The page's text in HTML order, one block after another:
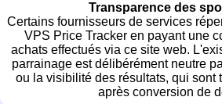
Transparence des
Certains fournisseurs de services
VPS Price Tracker en payant une
achats effectués via ce site web.
parrainage est délibérément neutre
ou la visibilité des résultats, qui sont
après conversion de